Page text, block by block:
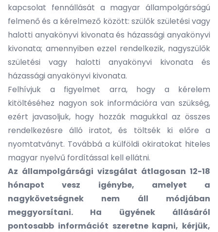
kapcsolat fennállását a magyar állampolgárságú
felmenő és a kérelmező között: szülők születési vagy
halotti anyakönyvi kivonata és házassági anyakönyvi
kivonata; amennyiben ezzel rendelkezik, nagyszülők
születési vagy halotti anyakönyvi kivonata és
házassági anyakönyvi kivonata.
Felhívjuk a figyelmet arra, hogy a kérelem
kitöltéséhez nagyon sok információra van szükség,
ezért javasoljuk, hogy hozzák magukkal az összes
rendelkezésre álló iratot, és töltsék ki előre a
nyomtatványt. Továbbá a külföldi okiratokat hiteles
magyar nyelvű fordítással kell ellátni.
Az állampolgársági vizsgálat átlagosan 12-18
hónapot vesz igénybe, amelyet a
nagykövetségnek nem áll módjában
meggyorsítani. Ha ügyének állásáról
pontosabb információt szeretne kapni, kérjük,